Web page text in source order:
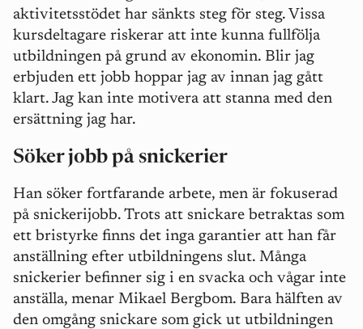
aktivitetsstödet har sänkts steg för steg. Vissa
kursdeltagare riskerar att inte kunna fullfölja
utbildningen på grund av ekonomin. Blir jag
erbjuden ett jobb hoppar jag av innan jag gått
klart. Jag kan inte motivera att stanna med den
ersättning jag har.
Söker jobb på snickerier
Han söker fortfarande arbete, men är fokuserad
på snickerijobb. Trots att snickare betraktas som
ett bristyrke finns det inga garantier att han får
anställning efter utbildningens slut. Många
snickerier befinner sig i en svacka och vågar inte
anställa, menar Mikael Bergbom. Bara hälften av
den omgång snickare som gick ut utbildningen